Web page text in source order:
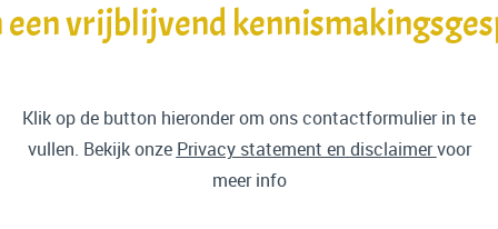
een vrijblijvend
Klik op de button hieronder om ons contactformulier in te
vullen. Bekijk onze Privacy statement en disclaimervoor
meer info